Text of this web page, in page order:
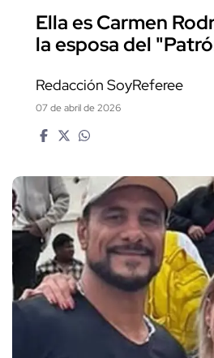
Ella es Carmen
la esposa del
Redacción SoyReferee
07 de abril de 2026